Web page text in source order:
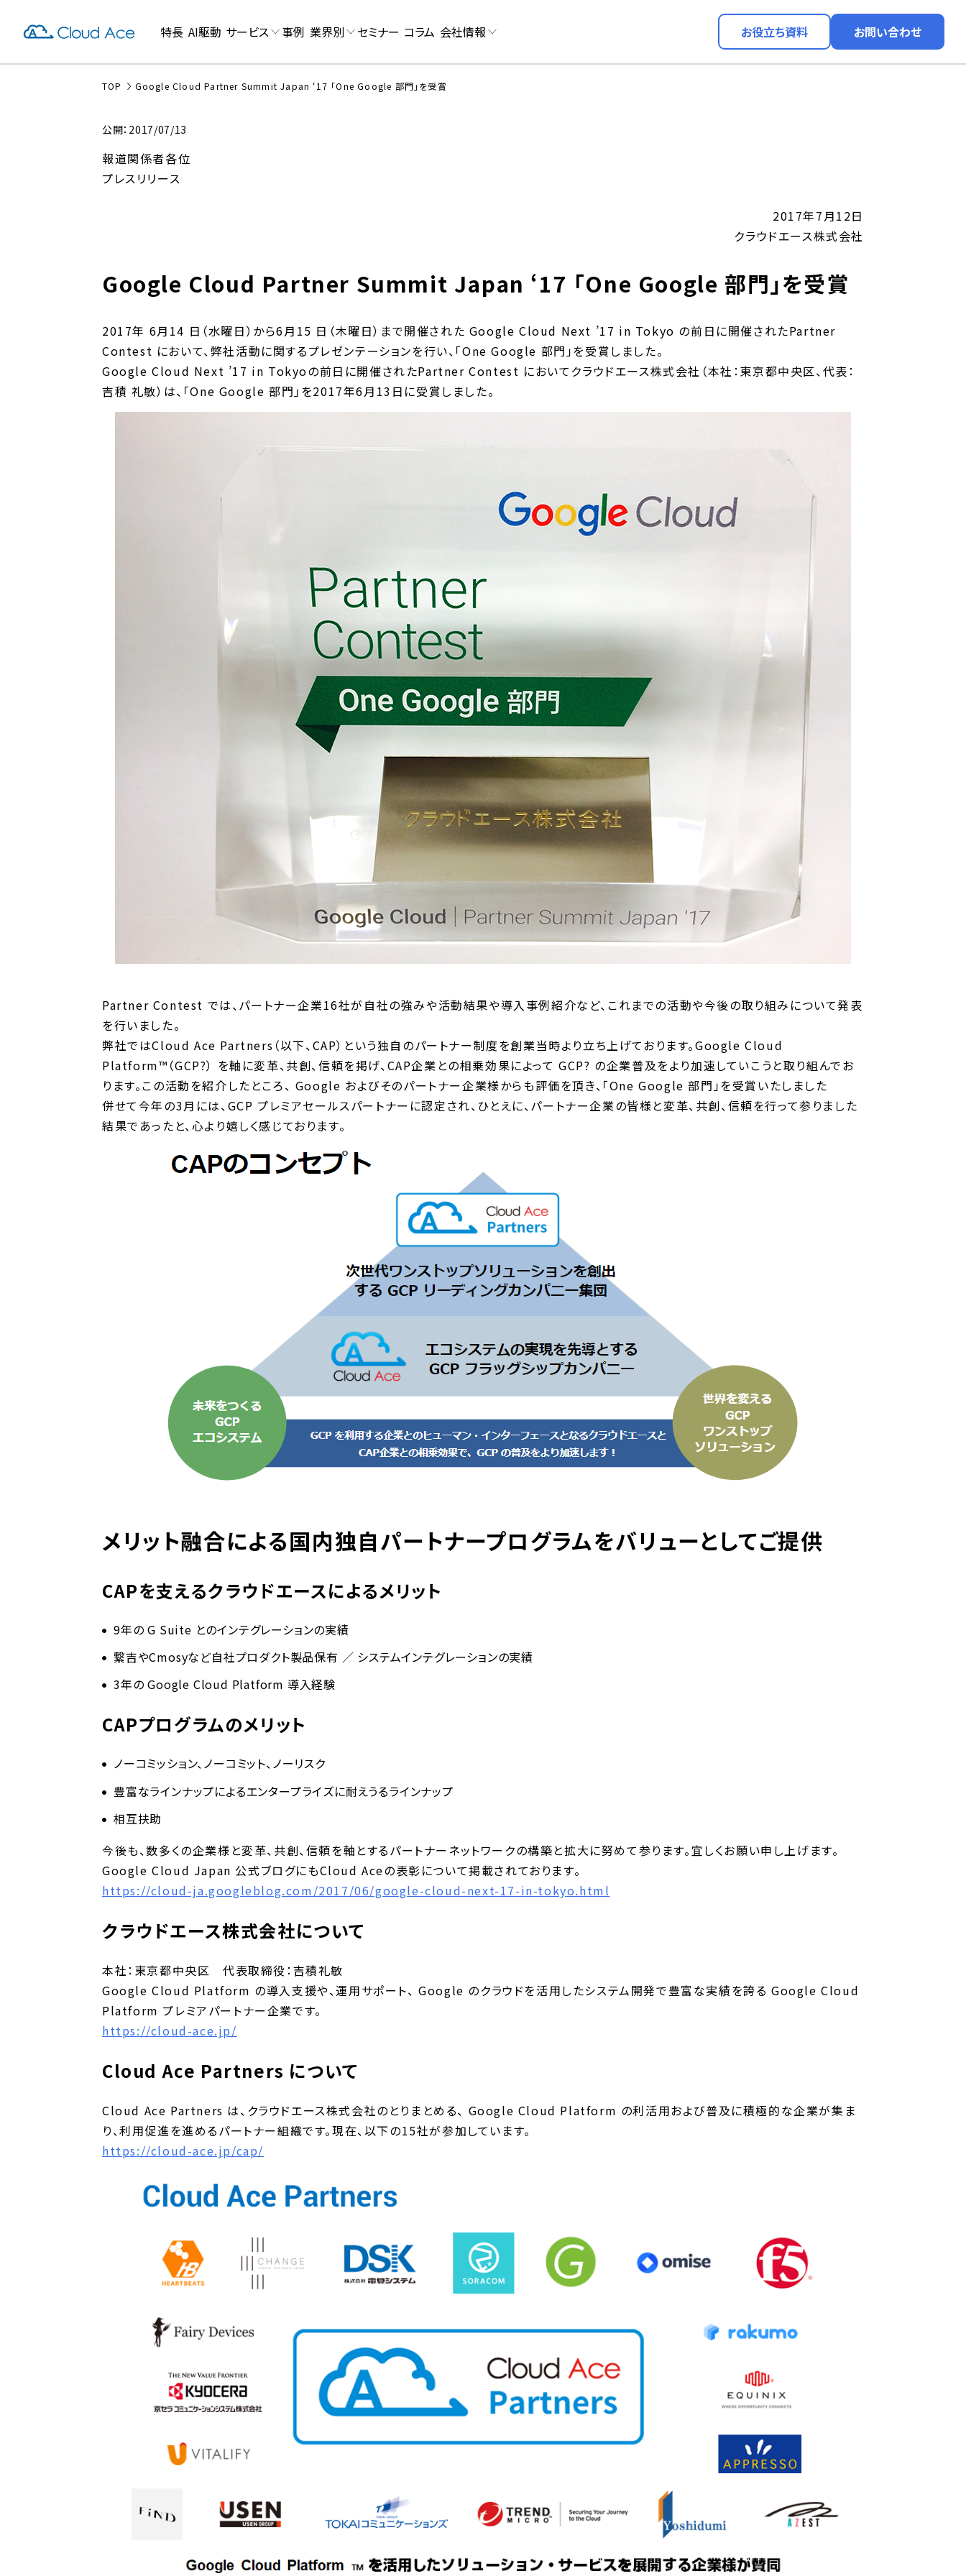
特長 AI駆動 サービス 事例 業界別 セミナー コラム 会社情報 お役立ち資料 お問い合わせ
TOP Google Cloud Partner Summit Japan ‘17 「One Google 部門」を受賞
公開：2017/07/13
報道関係者各位
プレスリリース
2017年7月12日
クラウドエース株式会社
Google Cloud Partner Summit Japan ‘17 「One Google 部門」を受賞
2017年 6月14 日（水曜日）から6月15 日（木曜日）まで開催された Google Cloud Next ’17 in Tokyo の前日に開催されたPartner
Contest において、弊社活動に関するプレゼンテーションを行い、「One Google 部門」を受賞しました。
Google Cloud Next ’17 in Tokyoの前日に開催されたPartner Contest においてクラウドエース株式会社（本社：東京都中央区、代表：
吉積 礼敏）は、「One Google 部門」を2017年6月13日に受賞しました。
Partner Contest では、パートナー企業16社が自社の強みや活動結果や導入事例紹介など、これまでの活動や今後の取り組みについて発表
を行いました。
弊社ではCloud Ace Partners（以下、CAP）という独自のパートナー制度を創業当時より立ち上げております。Google Cloud
Platform™（GCP?） を軸に変革、共創、信頼を掲げ、CAP企業との相乗効果によって GCP? の企業普及をより加速していこうと取り組んでお
ります。この活動を紹介したところ、 Google およびそのパートナー企業様からも評価を頂き、「One Google 部門」を受賞いたしました
併せて今年の3月には、GCP プレミアセールスパートナーに認定され、ひとえに、パートナー企業の皆様と変革、共創、信頼を行って参りました
結果であったと、心より嬉しく感じております。
メリット融合による国内独自パートナープログラムをバリューとしてご提供
CAPを支えるクラウドエースによるメリット
9年の G Suite とのインテグレーションの実績
繋吉やCmosyなど自社プロダクト製品保有 ／ システムインテグレーションの実績
3年の Google Cloud Platform 導入経験
CAPプログラムのメリット
ノーコミッション、ノーコミット、ノーリスク
豊富なラインナップによるエンタープライズに耐えうるラインナップ
相互扶助
今後も、数多くの企業様と変革、共創、信頼を軸とするパートナーネットワークの構築と拡大に努めて参ります。宜しくお願い申し上げます。
Google Cloud Japan 公式ブログにもCloud Aceの表彰について掲載されております。
https://cloud-ja.googleblog.com/2017/06/google-cloud-next-17-in-tokyo.html
クラウドエース株式会社について
本社：東京都中央区 代表取締役：吉積礼敏
Google Cloud Platform の導入支援や、運用サポート、 Google のクラウドを活用したシステム開発で豊富な実績を誇る Google Cloud
Platform プレミアパートナー企業です。
https://cloud-ace.jp/
Cloud Ace Partners について
Cloud Ace Partners は、クラウドエース株式会社のとりまとめる、 Google Cloud Platform の利活用および普及に積極的な企業が集ま
り、利用促進を進めるパートナー組織です。現在、以下の15社が参加しています。
https://cloud-ace.jp/cap/